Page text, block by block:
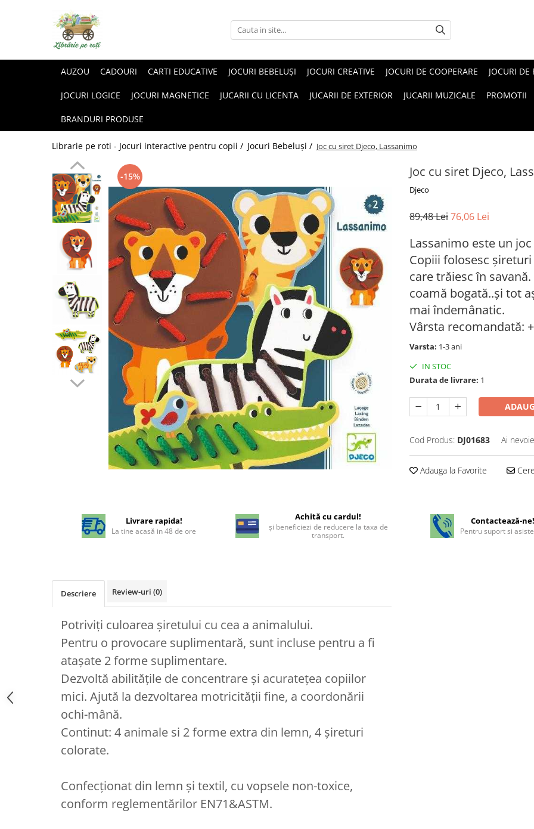
AUZOU CADOURI CARTI EDUCATIVE JOCURI BEBELUŞI JOCURI CREATIVE JOCURI DE COOPERARE JOCURI DE
JOCURI LOGICE JOCURI MAGNETICE JUCARII CU LICENTA JUCARII DE EXTERIOR JUCARII MUZICALE PROMOTII
BRANDURI PRODUSE
Librarie pe roti - Jocuri interactive pentru copii / Jocuri Bebeluşi / Joc cu siret Djeco, Lassanimo
Joc cu siret Djeco,
Djeco
-15%
89,48 Lei76,06 Lei
Lassanimo este un
Copiii folosesc
care trăiesc în
coamă bogată..și tot
mai îndemânatic.
Vârsta recomandată:
Varsta: 1-3 ani
IN STOC
Durata de livrare: 1
Cod Produs: DJ01683 Ai
Adauga la Favorite
Livrare rapida!
La tine acasă in 48 de ore
Achită cu cardul!
şi beneficiezi de reducere la taxa de
transport.
Contactează-ne!
Pentru suport si
Descriere Review-uri (0)
Potriviți culoarea șiretului cu cea a animalului.
Pentru o provocare suplimentară, sunt incluse pentru a fi
atașate 2 forme suplimentare.
Dezvoltă abilitățile de concentrare și acuratețea copiilor
mici. Ajută la dezvoltarea motricității fine, a coordonării
ochi-mână.
Continut: 4 animale si 2 forme extra din lemn, 4 șireturi
colorate.
Confecționat din lemn și textil, cu vopsele non-toxice,
conform reglementărilor EN71&ASTM.